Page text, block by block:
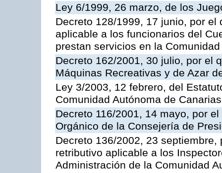
Ley 6/1999, 26 marzo, de los
Decreto 128/1999, 17 junio, por
aplicable a los funcionarios del
prestan servicios en la
Decreto 162/2001, 30 julio, por el
Máquinas Recreativas y de Azar
Ley 3/2003, 12 febrero, del
Comunidad Autónoma de Canarias
Decreto 116/2001, 14 mayo, por
Orgánico de la Consejería de
Decreto 136/2002, 23
retributivo aplicable a los
Administración de la Comunidad